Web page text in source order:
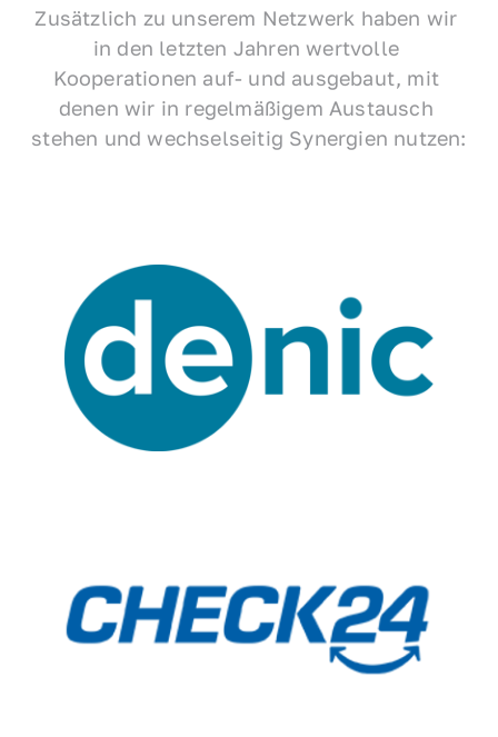
Zusätzlich zu unserem Netzwerk haben wir
in den letzten Jahren wertvolle
Kooperationen auf- und ausgebaut, mit
denen wir in regelmäßigem Austausch
stehen und wechselseitig Synergien nutzen: